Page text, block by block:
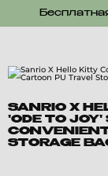
SANRIO X
'ODE TO JOY'
STORAGE